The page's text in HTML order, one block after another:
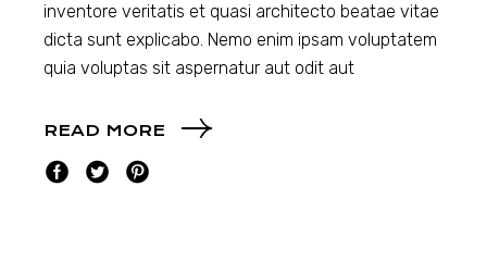
inventore veritatis et quasi architecto beatae vitae
dicta sunt explicabo. Nemo enim ipsam voluptatem
quia voluptas sit aspernatur aut odit aut
READ MORE